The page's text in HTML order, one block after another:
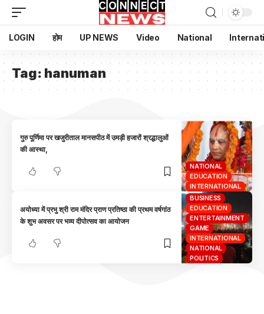
LOGIN होम UP NEWS Video National
Tag: hanuman
NATIONAL
EDUCATION
INTERNATIONAL
गुरु पूर्णिमा पर खजुरीताल मानसपीठ में उमड़ी हजारों श्रद्धालुओं
की आस्था,
BUSINESS
EDUCATION
ENTERTAINMENT
GAME
INTERNATIONAL
NATIONAL
POLITICS
अयोध्या में प्रभु श्री राम मंदिर प्राण प्रतिष्ठा की प्रथम वर्षगांठ
के शुभ अवसर पर भव्य दीपोत्सव का आयोजन